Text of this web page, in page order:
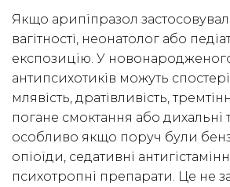
Якщо арипіпразол
вагітності, неонатолог або
експозицію. У
антипсихотиків можуть
млявість, дратівливість,
погане смоктання або дихальні
особливо якщо поруч були
опіоїди, седативні
психотропні препарати. Це не